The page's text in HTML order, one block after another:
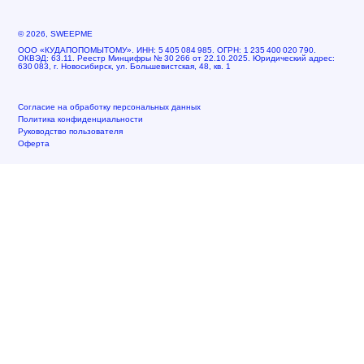
ООО «КУДАПОПОМЫТОМУ». ИНН: 5 405 084 985. ОГРН: 1 235 400 020 790.
ОКВЭД: 63.11. Реестр Минцифры № 30 266 от 22.10.2025. Юридический адрес:
630 083, г. Новосибирск, ул. Большевистская, 48, кв. 1
Согласие на обработку персональных данных
Политика конфиденциальности
Руководство пользователя
Оферта
© 2026, SWEEPME